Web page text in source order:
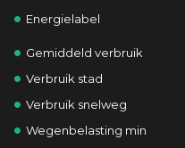
Energielabel
Gemiddeld verbruik
Verbruik stad
Verbruik snelweg
Wegenbelasting min